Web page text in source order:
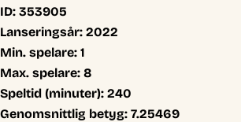
ID: 353905
Lanseringsår: 2022
Min. spelare: 1
Max. spelare: 8
Speltid (minuter): 240
Genomsnittlig betyg: 7.25469